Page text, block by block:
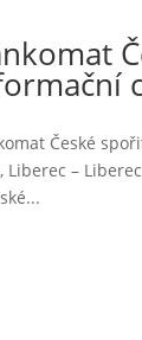
České
Liberec –